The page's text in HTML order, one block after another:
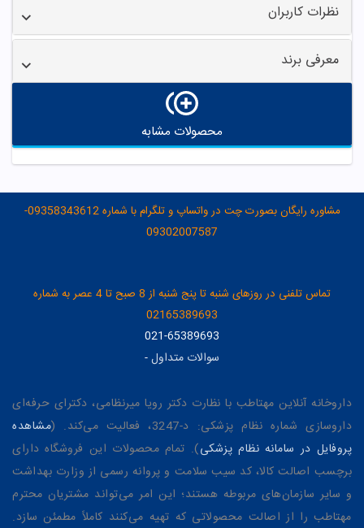
نظرات کاربران
معرفی برند
محصولات مشابه
مشاوره رایگان بصورت چت در واتساپ و تلگرام با شماره 09358343612-
09302007587
تماس تلفنی در روزهای شنبه تا پنج شنبه از 8 صبح تا 4 عصر به شماره
02165389693
021-65389693
سوالات متداول-
داروخانه آنلاین مهتاطب با نظارت دکتر رویا میرنظامی، دکترای حرفه‌ای
داروسازی شماره نظام پزشکی: د-3247، فعالیت می‌کند. (
مشاهده
پروفایل در سامانه نظام پزشکی). تمام محصولات این فروشگاه دارای
برچسب اصالت کالا، کد سیب سلامت و پروانه رسمی از وزارت بهداشت
و سایر سازمان‌های مربوطه هستند؛ این امر می‌تواند مشتریان محترم
مهتاطب را از اصالت محصولاتی که تهیه می‌کنند کاملاً مطمئن سازد.